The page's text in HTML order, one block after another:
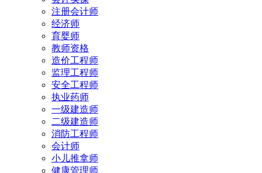
注册会计师
经济师
育婴师
教师资格
造价工程师
监理工程师
安全工程师
执业药师
一级建造师
二级建造师
消防工程师
会计师
小儿推拿师
健康管理师